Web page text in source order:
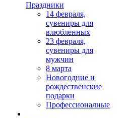
Праздники
14 февраля,
сувениры для
влюбленных
23 февраля,
сувениры для
мужчин
8 марта
Новогодние и
рождественские
подарки
Профессионалные